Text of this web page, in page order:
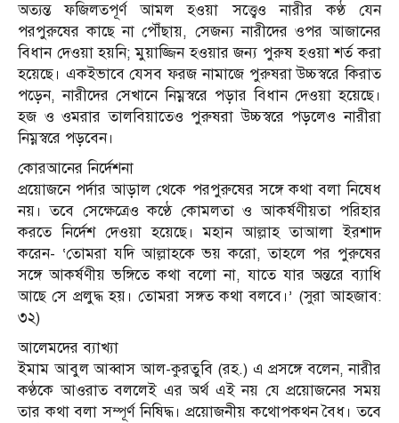
অত্যন্ত ফজিলতপূর্ণ আমল হওয়া সত্ত্বেও নারীর কণ্ঠ যেন
পরপুরুষের কাছে না পৌঁছায়, সেজন্য নারীদের ওপর আজানের
বিধান দেওয়া হয়নি; মুয়াজ্জিন হওয়ার জন্য পুরুষ হওয়া শর্ত করা
হয়েছে। একইভাবে যেসব ফরজ নামাজে পুরুষরা উচ্চস্বরে কিরাত
পড়েন, নারীদের সেখানে নিম্নস্বরে পড়ার বিধান দেওয়া হয়েছে।
হজ ও ওমরার তালবিয়াতেও পুরুষরা উচ্চস্বরে পড়লেও নারীরা
নিম্নস্বরে পড়বেন।
কোরআনের নির্দেশনা
প্রয়োজনে পর্দার আড়াল থেকে পরপুরুষের সঙ্গে কথা বলা নিষেধ
নয়। তবে সেক্ষেত্রেও কণ্ঠে কোমলতা ও আকর্ষণীয়তা পরিহার
করতে নির্দেশ দেওয়া হয়েছে। মহান আল্লাহ তাআলা ইরশাদ
করেন- ‘তোমরা যদি আল্লাহকে ভয় করো, তাহলে পর পুরুষের
সঙ্গে আকর্ষণীয় ভঙ্গিতে কথা বলো না, যাতে যার অন্তরে ব্যাধি
আছে সে প্রলুদ্ধ হয়। তোমরা সঙ্গত কথা বলবে।’ (সুরা আহজাব:
৩২)
আলেমদের ব্যাখ্যা
ইমাম আবুল আব্বাস আল-কুরতুবি (রহ.) এ প্রসঙ্গে বলেন, নারীর
কণ্ঠকে আওরাত বললেই এর অর্থ এই নয় যে প্রয়োজনের সময়
তার কথা বলা সম্পূর্ণ নিষিদ্ধ। প্রয়োজনীয় কথোপকথন বৈধ। তবে